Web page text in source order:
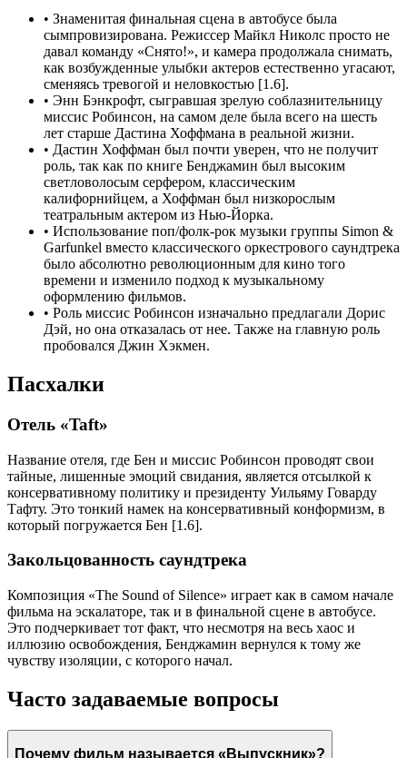
• Знаменитая финальная сцена в автобусе была
сымпровизирована. Режиссер Майкл Николс просто не
давал команду «Снято!», и камера продолжала снимать,
как возбужденные улыбки актеров естественно угасают,
сменяясь тревогой и неловкостью [1.6].
• Энн Бэнкрофт, сыгравшая зрелую соблазнительницу
миссис Робинсон, на самом деле была всего на шесть
лет старше Дастина Хоффмана в реальной жизни.
• Дастин Хоффман был почти уверен, что не получит
роль, так как по книге Бенджамин был высоким
светловолосым серфером, классическим
калифорнийцем, а Хоффман был низкорослым
театральным актером из Нью-Йорка.
• Использование поп/фолк-рок музыки группы Simon &
Garfunkel вместо классического оркестрового саундтрека
было абсолютно революционным для кино того
времени и изменило подход к музыкальному
оформлению фильмов.
• Роль миссис Робинсон изначально предлагали Дорис
Дэй, но она отказалась от нее. Также на главную роль
пробовался Джин Хэкмен.
Пасхалки
Отель «Taft»
Название отеля, где Бен и миссис Робинсон проводят свои
тайные, лишенные эмоций свидания, является отсылкой к
консервативному политику и президенту Уильяму Говарду
Тафту. Это тонкий намек на консервативный конформизм, в
который погружается Бен [1.6].
Закольцованность саундтрека
Композиция «The Sound of Silence» играет как в самом начале
фильма на эскалаторе, так и в финальной сцене в автобусе.
Это подчеркивает тот факт, что несмотря на весь хаос и
иллюзию освобождения, Бенджамин вернулся к тому же
чувству изоляции, с которого начал.
Часто задаваемые вопросы
Почему фильм называется «Выпускник»?